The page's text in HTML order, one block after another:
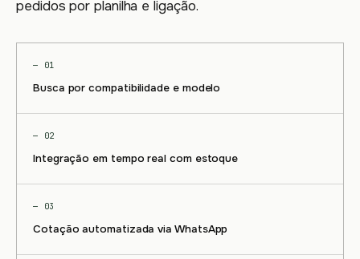
pedidos por planilha e ligação.
— 01
Busca por compatibilidade e modelo
— 02
Integração em tempo real com estoque
— 03
Cotação automatizada via WhatsApp